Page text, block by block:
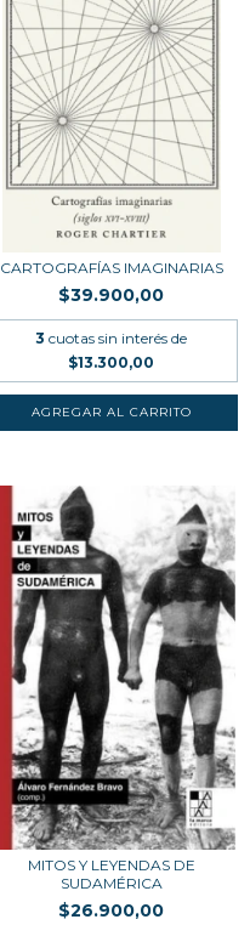
CARTOGRAFÍAS IMAGINARIAS
$39.900,00
3 cuotas sin interés de
$13.300,00
MITOS Y LEYENDAS DE
SUDAMÉRICA
$26.900,00